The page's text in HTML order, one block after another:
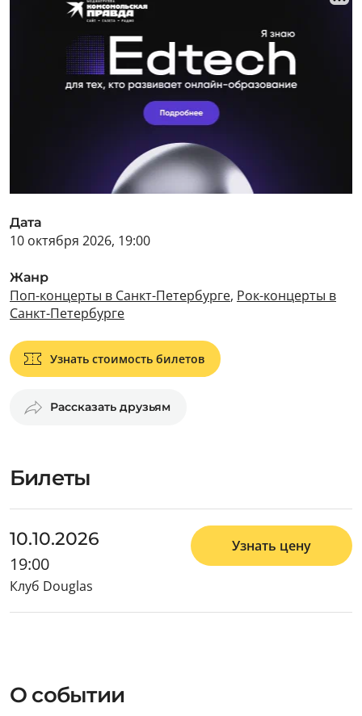
Дата
10 октября 2026, 19:00
Жанр
Поп-концерты в Санкт-Петербурге, Рок-концерты в
Санкт-Петербурге
Узнать стоимость билетов
Рассказать друзьям
Билеты
10.10.2026
19:00
Клуб Douglas
Узнать цену
О событии